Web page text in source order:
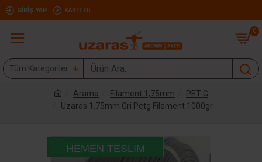
GIRIŞ YAP KAYIT OL
0
Tüm Kategoriler
Arama Filament 1,75mm
PET-G
Uzaras 1.75mm Gri Petg Filament 1000gr
HEMEN TESLIM